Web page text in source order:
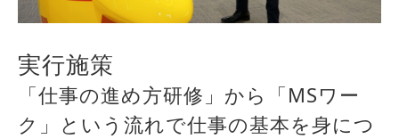
実行施策
「仕事の進め方研修」から「MSワー
ク」という流れで仕事の基本を身につ